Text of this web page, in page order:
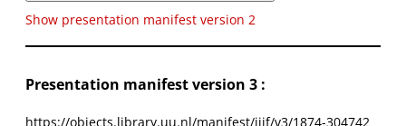
Show presentation manifest version 2
Presentation manifest version 3 :
https://objects.library.uu.nl/manifest/iiif/v3/1874-304742